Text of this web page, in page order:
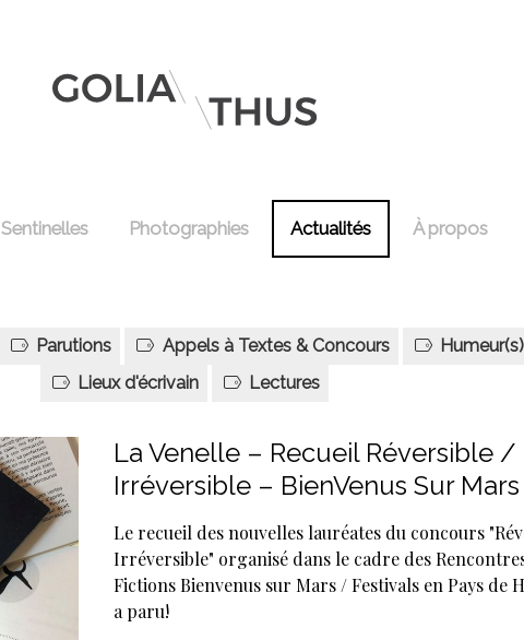
Sentinelles Photographies Actualités À propos
Parutions Appels à Textes & Concours
Lieux d'écrivain
Lectures
La Venelle – Recueil Réversible /
Irréversible – BienVenus Sur Mars
Le recueil des nouvelles lauréates du concours
Irréversible" organisé dans le cadre des
Fictions Bienvenus sur Mars / Festivals en Pays de
a paru!